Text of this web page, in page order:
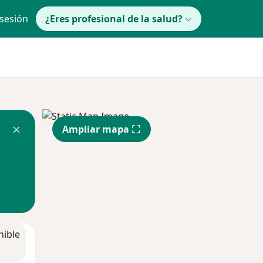
¿Eres profesional de la salud?
Ampliar mapa